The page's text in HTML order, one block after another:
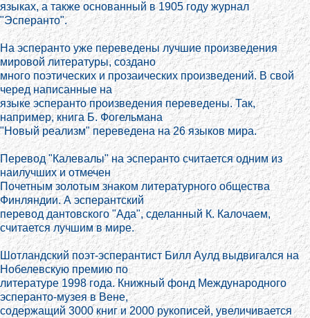
языках, а также основанный в 1905 году журнал
"Эсперанто".
На эсперанто уже переведены лучшие произведения
мировой литературы, создано
много поэтических и прозаических произведений. В свой
черед написанные на
языке эсперанто произведения переведены. Так,
например, книга Б. Фогельмана
"Новый реализм" переведена на 26 языков мира.
Перевод "Калевалы" на эсперанто считается одним из
наилучших и отмечен
Почетным золотым знаком литературного общества
Финляндии. А эсперантский
перевод дантовского "Ада", сделанный К. Калочаем,
считается лучшим в мире.
Шотландский поэт-эсперантист Билл Аулд выдвигался на
Нобелевскую премию по
литературе 1998 года. Книжный фонд Международного
эсперанто-музея в Вене,
содержащий 3000 книг и 2000 рукописей, увеличивается